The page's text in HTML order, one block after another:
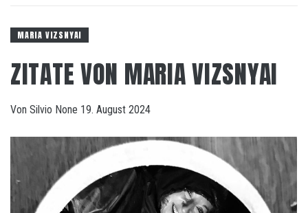
MARIA VIZSNYAI
ZITATE VON MARIA VIZSNYAI
Von Silvio None 19. August 2024